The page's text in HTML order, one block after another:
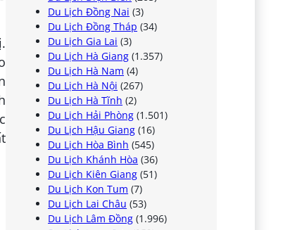
Du Lịch Đồng Nai (3)
Du Lịch Đồng Tháp (34)
Du Lịch Gia Lai (3)
Du Lịch Hà Giang (1.357)
Du Lịch Hà Nam (4)
Du Lịch Hà Nội (267)
Du Lịch Hà Tĩnh (2)
Du Lịch Hải Phòng (1.501)
Du Lịch Hậu Giang (16)
Du Lịch Hòa Bình (545)
Du Lịch Khánh Hòa (36)
Du Lịch Kiên Giang (51)
Du Lịch Kon Tum (7)
Du Lịch Lai Châu (53)
Du Lịch Lâm Đồng (1.996)